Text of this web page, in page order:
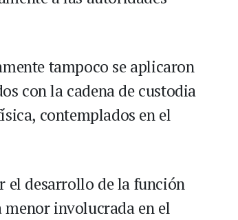
tampoco se aplicaron
con la cadena de custodia
contemplados en el
el desarrollo de la función
menor involucrada en el